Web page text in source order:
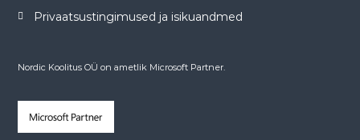
Privaatsustingimused ja isikuandmed
Nordic Koolitus OÜ on ametlik Microsoft Partner.